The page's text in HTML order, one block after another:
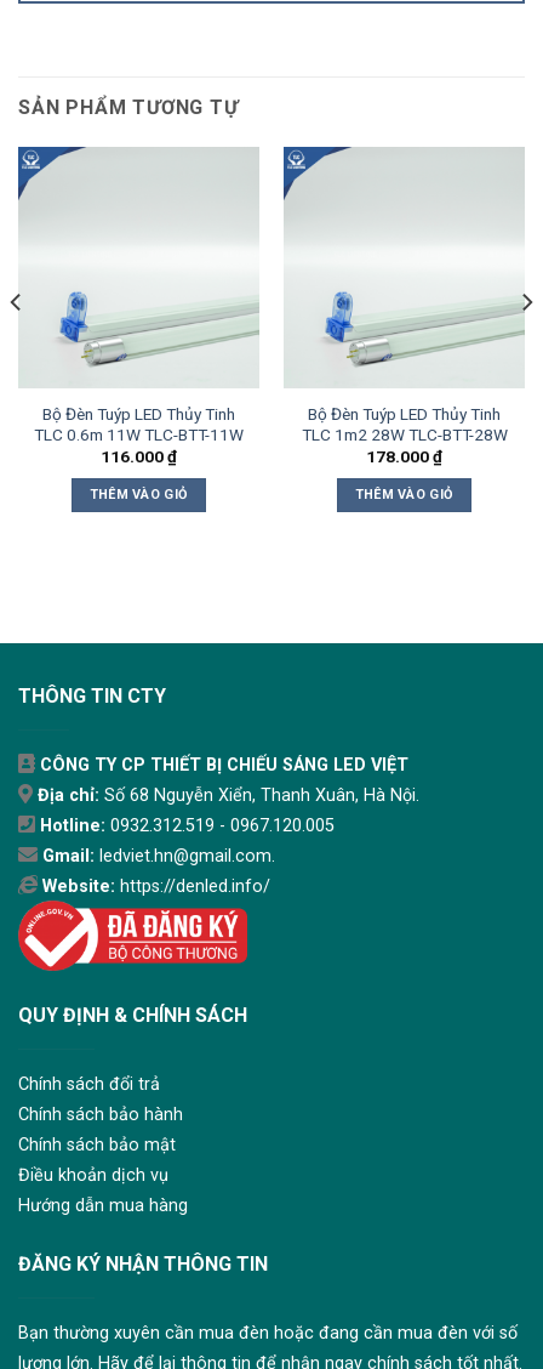
SẢN PHẨM TƯƠNG TỰ
Bộ Đèn Tuýp LED Thủy Tinh
TLC 0.6m 11W TLC-BTT-11W
116.000₫
THÊM VÀO GIỎ
Bộ Đèn Tuýp LED Thủy Tinh
TLC 1m2 28W TLC-BTT-28W
178.000₫
THÊM VÀO GIỎ
THÔNG TIN CTY
CÔNG TY CP THIẾT BỊ CHIẾU SÁNG LED VIỆT
Địa chỉ: Số 68 Nguyễn Xiển, Thanh Xuân, Hà Nội.
Hotline: 0932.312.519 - 0967.120.005
Gmail: ledviet.hn@gmail.com.
Website: https://denled.info/
QUY ĐỊNH & CHÍNH SÁCH
Chính sách đổi trả
Chính sách bảo hành
Chính sách bảo mật
Điều khoản dịch vụ
Hướng dẫn mua hàng
ĐĂNG KÝ NHẬN THÔNG TIN
Bạn thường xuyên cần mua đèn hoặc đang cần mua đèn với số
lượng lớn. Hãy để lại thông tin để nhận ngay chính sách tốt nhất.